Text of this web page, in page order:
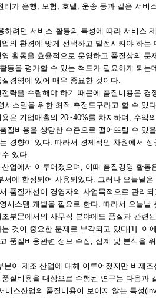
가 은행, 보험, 호텔, 운송 등과 같은 서비
하려면 서비스 활동의 특성에 따라 서비스
의 환경에 맞게 선택하고 발전시켜야 하
활동을 효율적으로 운영하고 품질상의 문
동을 평가할 수 있는 척도가 필요하게 되는
경영에 있어 매우 중요한 것이다.
략을 수립해야 하기 때문에 품질비용은 경
시스템을 위한 최적 측정도구라고 할 수 있
은 기업매출의 20~40%를 차지하며, 수익
질비용을 상당한 수준으로 떨어뜨릴 수 있
경향이 있다. 따라서 경제적인 차원에서
있다.
업에서 이루어졌으며, 이때 품질경영 활
에 한정되어 사용되었다. 그러나 오늘날
품질개선이 경영자의 사업목적으로 관리
시스템 개발을 필요로 한다. 따라서 오늘
부문에서의 사무직 분야에도 품질과 관련
것이 중요한 문제로 부각되고 있다[1]. 이
품질비용관련 정보 수집, 집계 및 분석을
이 제조 산업에 대해 이루어졌지만 비제
질비용을 대상으로 수행된 연구는 다음과
비스산업의 품질비용이 보이지 않는 특성